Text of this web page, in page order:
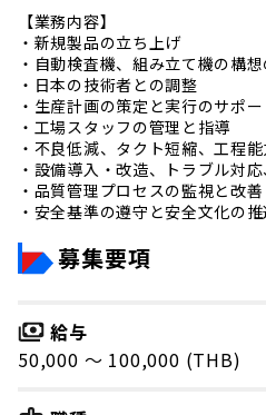
【業務内容】
・新規製品の立ち上げ
・自動検査機、組み立て機の構
・日本の技術者との調整
・生産計画の策定と実行のサポー
・工場スタッフの管理と指導
・不良低減、タクト短縮、工程
・設備導入・改造、トラブル対
・品質管理プロセスの監視と改善
・安全基準の遵守と安全文化の推
募集要項
給与
50,000 〜 100,000 (THB)